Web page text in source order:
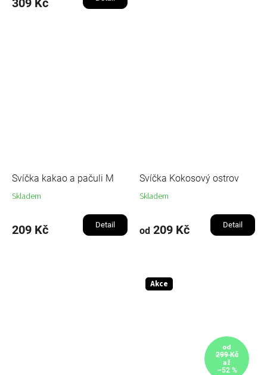
309 Kč
Svíčka kakao a pačuli M
Skladem
209 Kč Detail
Svíčka Kokosový ostrov
Skladem
od 209 Kč Detail
Akce
od
299 Kč
až
–52 %